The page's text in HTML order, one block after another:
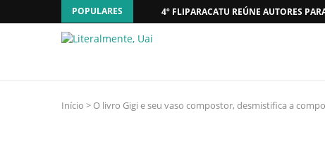
POPULARES 4º FLIPARACATU REÚNE AUTORES
Início > O livro Gigi e seu vaso compostor, desmistifica a